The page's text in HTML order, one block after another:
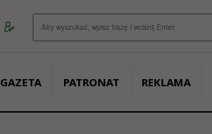
GAZETA PATRONAT REKLAMA